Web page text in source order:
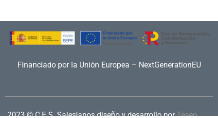
Financiado por la Unión Europea – NextGenerationEU
2023 © C.E.S. Salesianosdiseño y desarrollo por Teseo